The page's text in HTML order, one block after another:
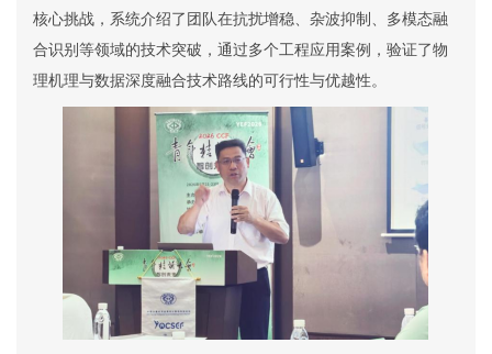
核心挑战，系统介绍了团队在抗扰增稳、杂波抑制、多模态融
合识别等领域的技术突破，通过多个工程应用案例，验证了物
理机理与数据深度融合技术路线的可行性与优越性。